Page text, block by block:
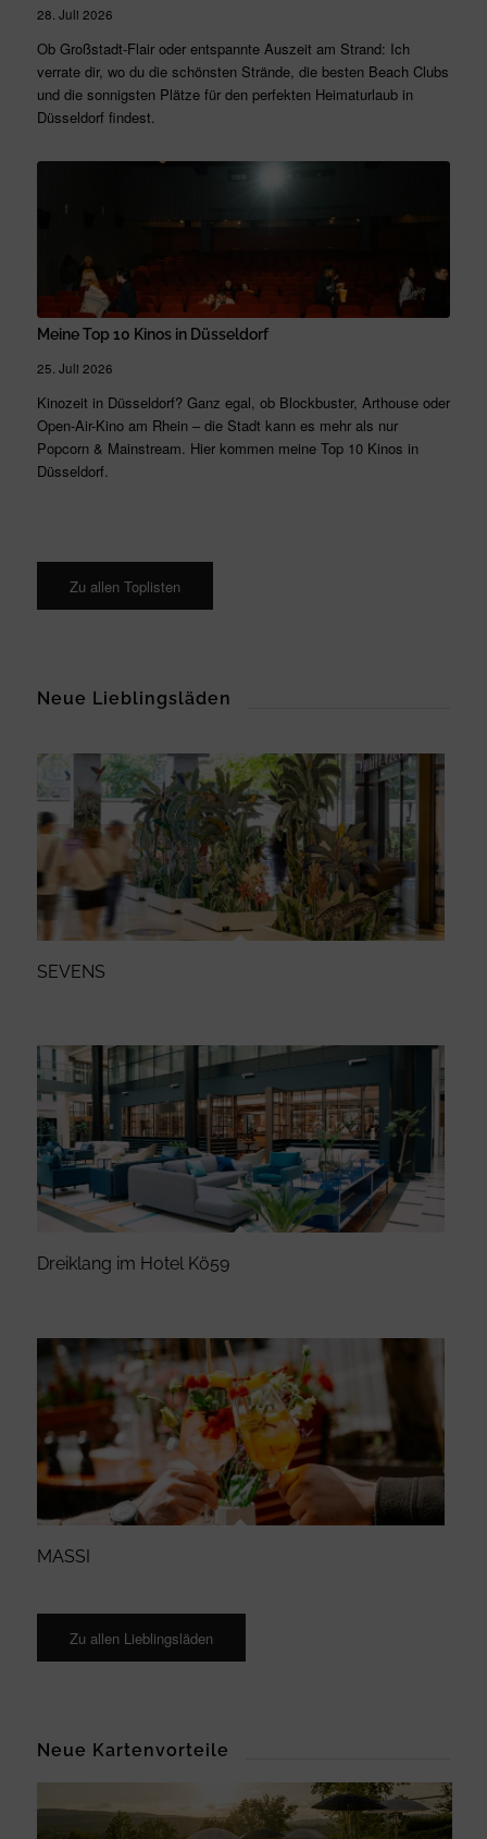
28. Juli 2026
Ob Großstadt-Flair oder entspannte Auszeit am Strand: Ich
verrate dir, wo du die schönsten Strände, die besten Beach Clubs
und die sonnigsten Plätze für den perfekten Heimaturlaub in
Düsseldorf findest.
Meine Top 10 Kinos in Düsseldorf
25. Juli 2026
Kinozeit in Düsseldorf? Ganz egal, ob Blockbuster, Arthouse oder
Open-Air-Kino am Rhein – die Stadt kann es mehr als nur
Popcorn & Mainstream. Hier kommen meine Top 10 Kinos in
Düsseldorf.
Zu allen Toplisten
Neue Lieblingsläden
SEVENS
Dreiklang im Hotel Kö59
MASSI
Zu allen Lieblingsläden
Neue Kartenvorteile